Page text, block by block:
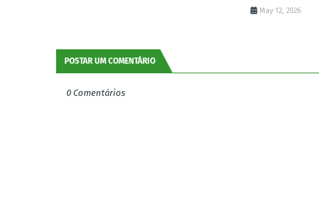
May 12, 2026
POSTAR UM COMENTÁRIO
0 Comentários